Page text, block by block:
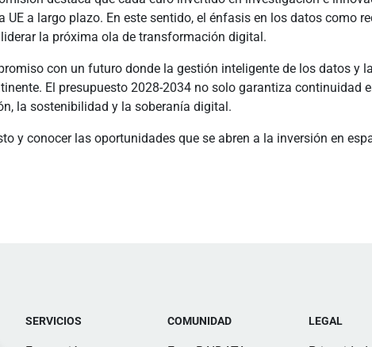
a largo plazo. En este sentido, el énfasis en los datos como
la próxima ola de transformación digital.
con un futuro donde la gestión inteligente de los datos y
El presupuesto 2028-2034 no solo garantiza continuidad
la sostenibilidad y la soberanía digital.
y conocer las oportunidades que se abren a la inversión en
SERVICIOS COMUNIDAD LEGAL